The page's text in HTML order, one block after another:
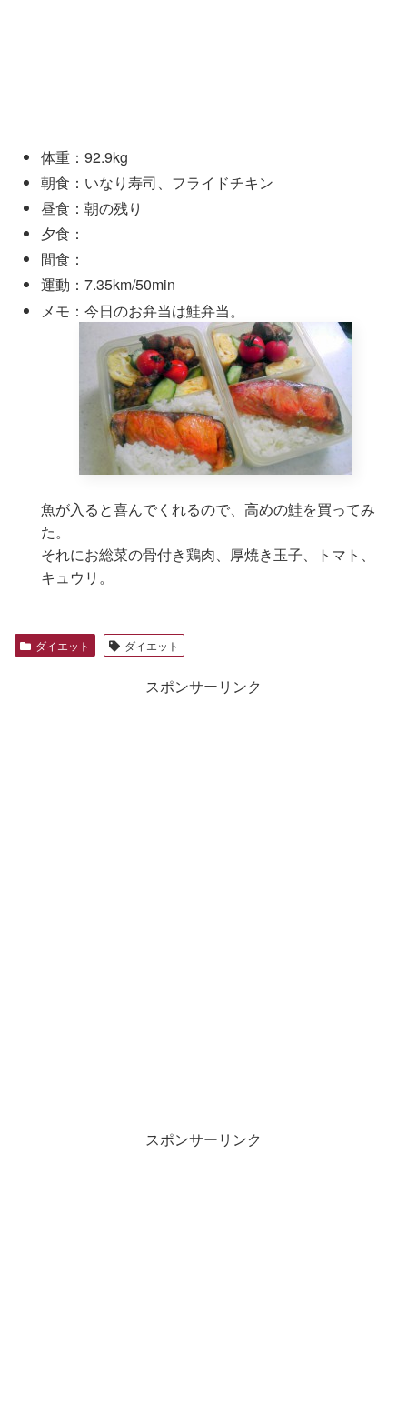
体重：92.9kg
朝食：いなり寿司、フライドチキン
昼食：朝の残り
夕食：
間食：
運動：7.35km/50min
メモ：今日のお弁当は鮭弁当。
魚が入ると喜んでくれるので、高めの鮭を買ってみ
た。
それにお総菜の骨付き鶏肉、厚焼き玉子、トマト、
キュウリ。
ダイエット ダイエット
スポンサーリンク
スポンサーリンク